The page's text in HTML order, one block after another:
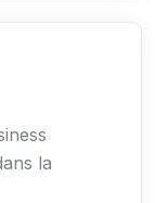
la